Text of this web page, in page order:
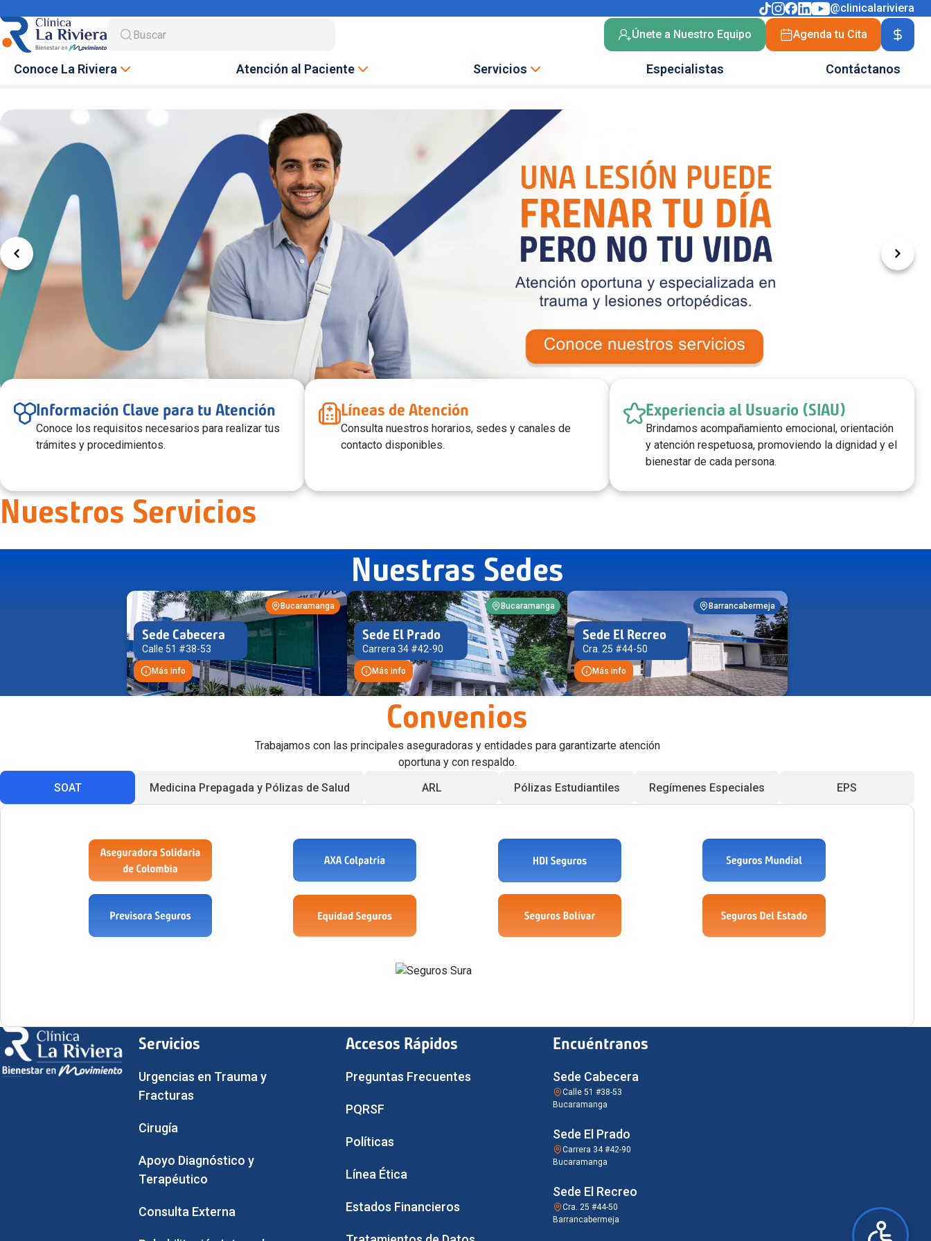
@clinicalariviera
Buscar Únete a Nuestro Equipo Agenda tu Cita
Conoce La Riviera Atención al Paciente Servicios Especialistas Contáctanos
Información Clave para tu Atención
Conoce los requisitos necesarios para realizar tus
trámites y procedimientos.
Líneas de Atención
Consulta nuestros horarios, sedes y canales de
contacto disponibles.
Experiencia al Usuario (SIAU)
Brindamos acompañamiento emocional, orientación
y atención respetuosa, promoviendo la dignidad y el
bienestar de cada persona.
Nuestros Servicios
Ver más Ver más Ver más
Consulta Externa Rehabilitación Integral
Ver más
Apoyo Diagnóstico y Terapéutico
Nuestras Sedes
Bucaramanga
Sede Cabecera
Calle 51 #38-53
Más info
Bucaramanga
Sede El Prado
Carrera 34 #42-90
Más info
Barrancabermeja
Sede El Recreo
Cra. 25 #44-50
Más info
Convenios
Trabajamos con las principales aseguradoras y entidades para garantizarte atención
oportuna y con respaldo.
SOAT
Medicina Prepagada y Pólizas de Salud ARL Pólizas Estudiantiles Regímenes Especiales EPS
Servicios
Urgencias en Trauma y
Fracturas
Cirugía
Apoyo Diagnóstico y
Terapéutico
Consulta Externa
Accesos Rápidos
Preguntas Frecuentes
PQRSF
Políticas
Línea Ética
Estados Financieros
Encuéntranos
Sede Cabecera
Calle 51 #38-53
Bucaramanga
Sede El Prado
Carrera 34 #42-90
Bucaramanga
Sede El Recreo
Cra. 25 #44-50
Barrancabermeja